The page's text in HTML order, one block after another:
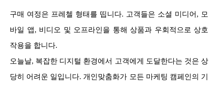
구매 여정은 프레첼 형태를 띱니다. 고객들은 소셜 미디어, 모
바일 앱, 비디오 및 오프라인을 통해 상품과 우회적으로 상호
작용을 합니다.
오늘날, 복잡한 디지털 환경에서 고객에게 도달한다는 것은 상
당히 어려운 일입니다. 개인맞춤화가 모든 마케팅 캠페인의 기